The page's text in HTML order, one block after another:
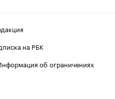
на РБК
об ограничениях